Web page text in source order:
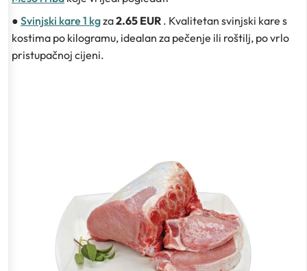
● Svinjski kare 1 kgza2.65 EUR . Kvalitetan svinjski kare s
kostima po kilogramu, idealan za pečenje ili roštilj, po vrlo
pristupačnoj cijeni.